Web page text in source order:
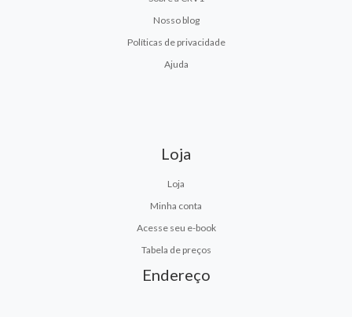
Nosso blog
Políticas de privacidade
Ajuda
Loja
Loja
Minha conta
Acesse seu e-book
Tabela de preços
Endereço